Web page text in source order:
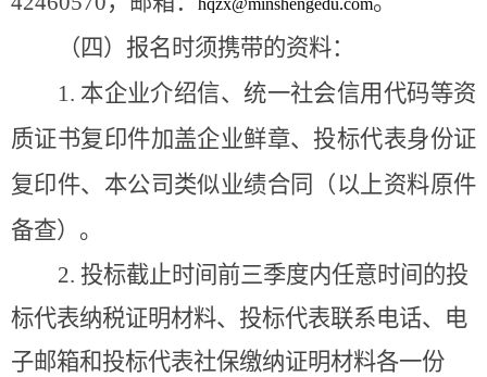
hqzx@minshengedu.com
（四）报名时须携带的资料：
1. 本企业介绍信、统一社会信用代码等资
质证书复印件加盖企业鲜章、投标代表身份证
复印件、本公司类似业绩合同（以上资料原件
备查）。
2. 投标截止时间前三季度内任意时间的投
标代表纳税证明材料、投标代表联系电话、电
子邮箱和投标代表社保缴纳证明材料各一份